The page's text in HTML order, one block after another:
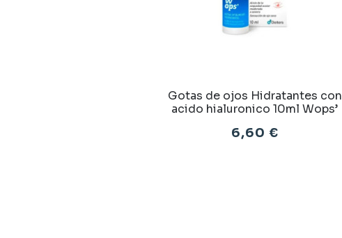
Gotas de ojos Hidratantes con
acido hialuronico 10ml Wops’
6,60 €